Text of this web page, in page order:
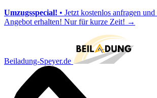
Umzugsspecial! • Jetzt kostenlos anfragen
Angebot erhalten! Nur für kurze Zeit! →
Beiladung-Speyer.de